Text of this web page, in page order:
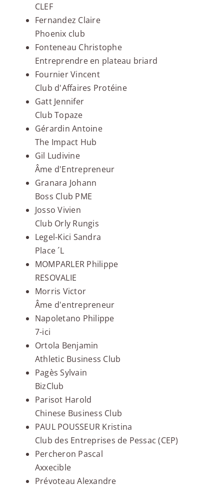
CLEF
Fernandez Claire
Phoenix club
Fonteneau Christophe
Entreprendre en plateau briard
Fournier Vincent
Club d'Affaires Protéine
Gatt Jennifer
Club Topaze
Gérardin Antoine
The Impact Hub
Gil Ludivine
Âme d'Entrepreneur
Granara Johann
Boss Club PME
Josso Vivien
Club Orly Rungis
Legel-Kici Sandra
Place ´L
MOMPARLER Philippe
RESOVALIE
Morris Victor
Âme d'entrepreneur
Napoletano Philippe
7-ici
Ortola Benjamin
Athletic Business Club
Pagès Sylvain
BizClub
Parisot Harold
Chinese Business Club
PAUL POUSSEUR Kristina
Club des Entreprises de Pessac (CEP)
Percheron Pascal
Axxecible
Prévoteau Alexandre